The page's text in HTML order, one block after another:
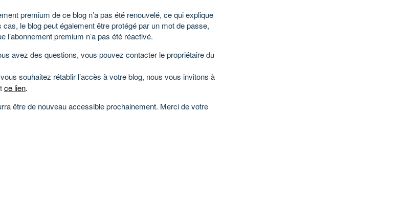
premium de ce blog n’a pas été renouvelé, ce qui explique
le blog peut également être protégé par un mot de passe,
l’abonnement premium n’a pas été réactivé.
avez des questions, vous pouvez contacter le propriétaire du
souhaitez rétablir l’accès à votre blog, nous vous invitons à
ce lien.
être de nouveau accessible prochainement. Merci de votre